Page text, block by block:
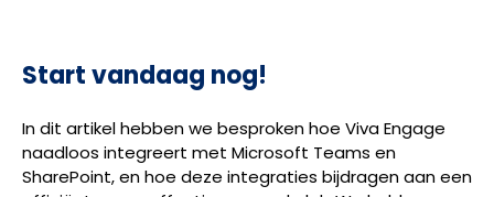
Start vandaag nog!
In dit artikel hebben we besproken hoe Viva Engage
naadloos integreert met Microsoft Teams en
SharePoint, en hoe deze integraties bijdragen aan een